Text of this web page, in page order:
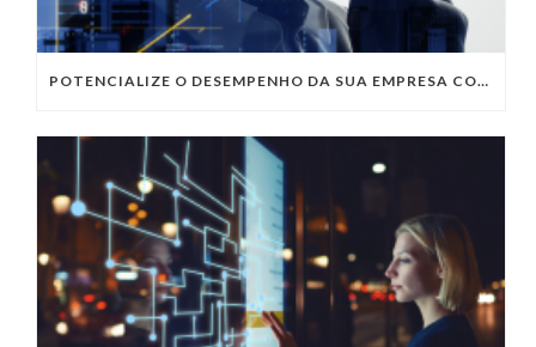
POTENCIALIZE O DESEMPENHO DA SUA EMPRESA COM OS SERVIÇOS DE TI DA VIVO VITA